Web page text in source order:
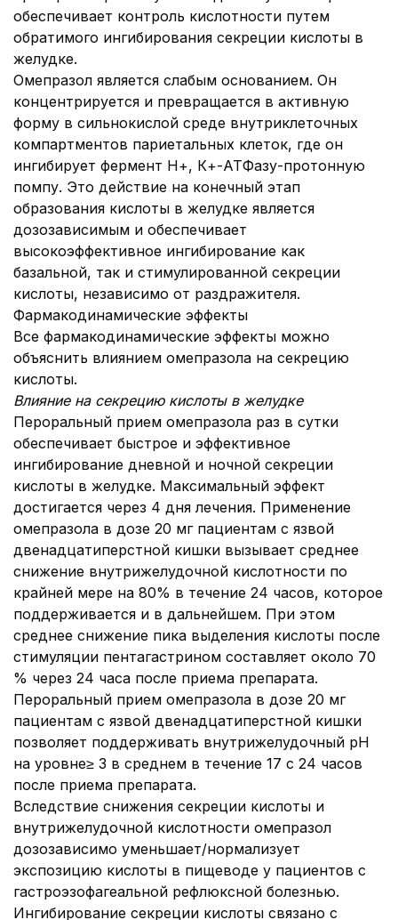
обеспечивает контроль кислотности путем
обратимого ингибирования секреции кислоты в
желудке.
Омепразол является слабым основанием. Он
концентрируется и превращается в активную
форму в сильнокислой среде внутриклеточных
компартментов париетальных клеток, где он
ингибирует фермент Н+, К+-АТФазу-протонную
помпу. Это действие на конечный этап
образования кислоты в желудке является
дозозависимым и обеспечивает
высокоэффективное ингибирование как
базальной, так и стимулированной секреции
кислоты, независимо от раздражителя.
Фармакодинамические эффекты
Все фармакодинамические эффекты можно
объяснить влиянием омепразола на секрецию
кислоты.
Влияние на секрецию кислоты в желудке
Пероральный прием омепразола раз в сутки
обеспечивает быстрое и эффективное
ингибирование дневной и ночной секреции
кислоты в желудке. Максимальный эффект
достигается через 4 дня лечения. Применение
омепразола в дозе 20 мг пациентам с язвой
двенадцатиперстной кишки вызывает среднее
снижение внутрижелудочной кислотности по
крайней мере на 80% в течение 24 часов, которое
поддерживается и в дальнейшем. При этом
среднее снижение пика выделения кислоты после
стимуляции пентагастрином составляет около 70
% через 24 часа после приема препарата.
Пероральный прием омепразола в дозе 20 мг
пациентам с язвой двенадцатиперстной кишки
позволяет поддерживать внутрижелудочный pH
на уровне≥ 3 в среднем в течение 17 с 24 часов
после приема препарата.
Вследствие снижения секреции кислоты и
внутрижелудочной кислотности омепразол
дозозависимо уменьшает/нормализует
экспозицию кислоты в пищеводе у пациентов с
гастроэзофагеальной рефлюксной болезнью.
Ингибирование секреции кислоты связано с